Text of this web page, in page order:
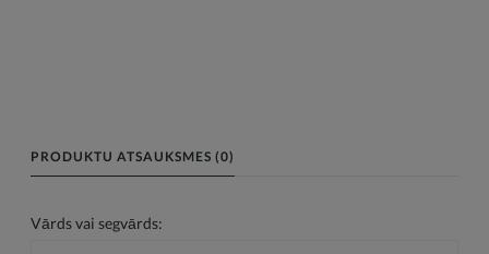
PRODUKTU ATSAUKSMES (0)
Vārds vai segvārds: